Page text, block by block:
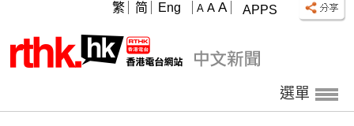
APPS
A A A
繁 简 Eng
選單